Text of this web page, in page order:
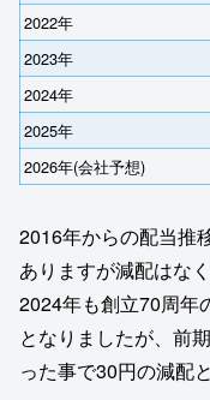
2022年
2023年
2024年
2025年
2026年(会社予想)
2016年からの配当推
ありますが減配はな
2024年も創立70周年
となりましたが、前
った事で30円の減配